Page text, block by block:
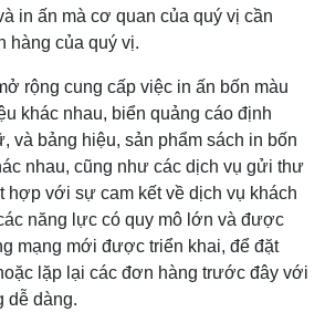
in ấn mà cơ quan của quý vị cần
hàng của quý vị.
rộng cung cấp việc in ấn bốn màu
khác nhau, biển quảng cáo định
và bảng hiệu, sản phẩm sách in bốn
nhau, cũng như các dịch vụ gửi thư
hợp với sự cam kết về dịch vụ khách
năng lực có quy mô lớn và được
mạng mới được triển khai, để đặt
lặp lại các đơn hàng trước đây với
dễ dàng.